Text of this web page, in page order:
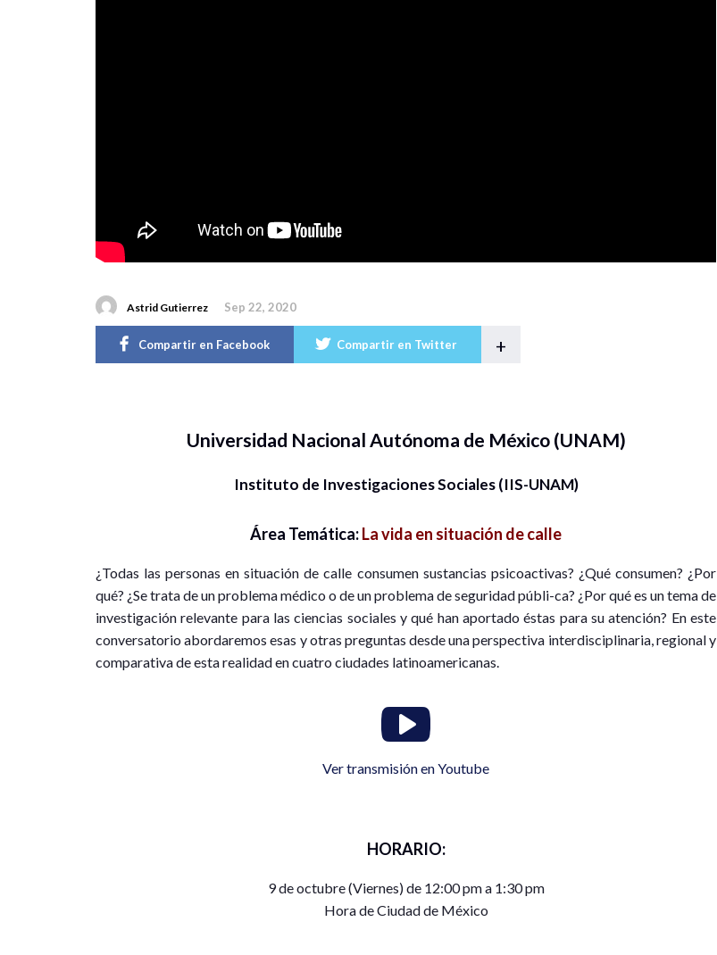
Astrid Gutierrez Sep 22, 2020
Compartir en Facebook Compartir en Twitter +
Universidad Nacional Autónoma de México (UNAM)
Instituto de Investigaciones Sociales (IIS-UNAM)
Área Temática:La vida en situación de calle
¿Todas las personas en situación de calle consumen sustancias psicoactivas? ¿Qué consumen? ¿Por
qué? ¿Se trata de un problema médico o de un problema de seguridad públi-ca? ¿Por qué es un tema de
investigación relevante para las ciencias sociales y qué han aportado éstas para su atención? En este
conversatorio abordaremos esas y otras preguntas desde una perspectiva interdisciplinaria, regional y
comparativa de esta realidad en cuatro ciudades latinoamericanas.
Ver transmisión en Youtube
HORARIO:
9 de octubre (Viernes) de 12:00 pm a 1:30 pm
Hora de Ciudad de México